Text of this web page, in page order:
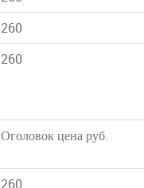
260
260
Оголовок цена руб.
260